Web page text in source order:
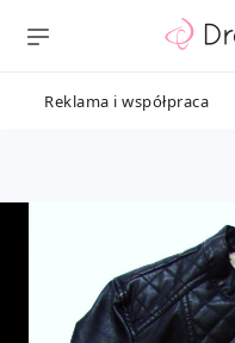
Reklama i współpraca